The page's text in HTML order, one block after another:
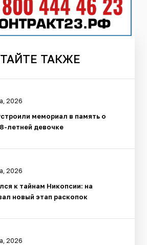
ТАКЖЕ
2026
мемориал в память о
летней девочке
2026
к тайнам Никопсии: на
новый этап раскопок
2026